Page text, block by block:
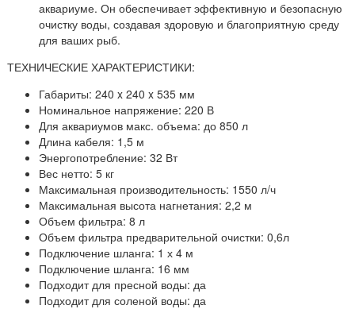
аквариуме. Он обеспечивает эффективную и безопасную
очистку воды, создавая здоровую и благоприятную среду
для ваших рыб.
ТЕХНИЧЕСКИЕ ХАРАКТЕРИСТИКИ:
Габариты: 240 x 240 x 535 мм
Номинальное напряжение: 220 В
Для аквариумов макс. объема: до 850 л
Длина кабеля: 1,5 м
Энергопотребление: 32 Вт
Вес нетто: 5 кг
Максимальная производительность: 1550 л/ч
Максимальная высота нагнетания: 2,2 м
Объем фильтра: 8 л
Объем фильтра предварительной очистки: 0,6л
Подключение шланга: 1 х 4 м
Подключение шланга: 16 мм
Подходит для пресной воды: да
Подходит для соленой воды: да